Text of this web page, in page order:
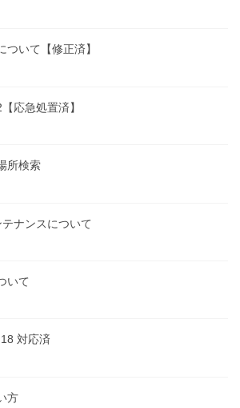
いて【修正済】
応急処置済】
所検索
ナンスについて
いて
対応済
方